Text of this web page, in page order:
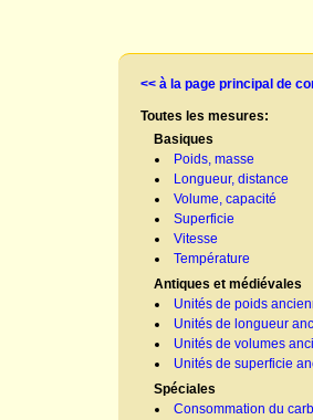
<< à la page principal de
Toutes les mesures:
Basiques
Poids, masse
Longueur, distance
Volume, capacité
Superficie
Vitesse
Température
Antiques et médiévales
Unités de poids
Unités de longueur
Unités de volumes
Unités de superficie
Spéciales
Consommation du